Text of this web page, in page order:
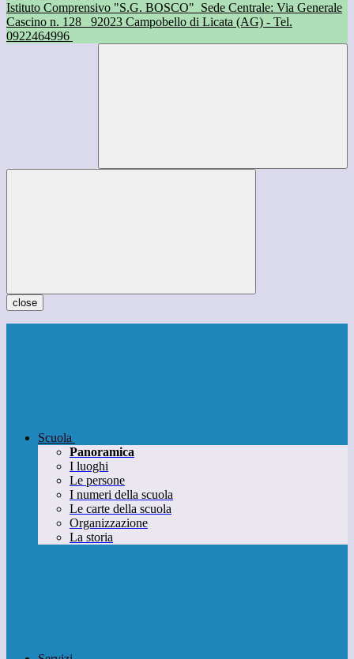
Istituto Comprensivo "S.G. BOSCO" Sede Centrale: Via Generale
Cascino n. 128
92023 Campobello di Licata (AG) - Tel.
0922464996
close
Scuola
Panoramica
I luoghi
Le persone
I numeri della scuola
Le carte della scuola
Organizzazione
La storia